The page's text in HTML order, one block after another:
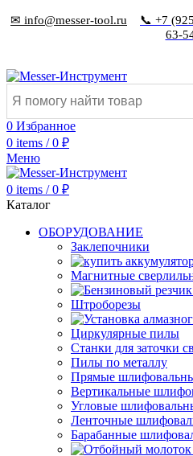
✉ info@messer-tool.ru 📞 +7
63-
0 Избранное
0 items / 0 ₽
Меню
0 items / 0 ₽
Каталог
ОБОРУДОВАНИЕ
Заклепочники
Магнитные
Штроборезы
Циркулярные пилы
Станки для заточки
Пилы по металлу
Прямые
Вертикальные
Угловые
Ленточные
Барабанные